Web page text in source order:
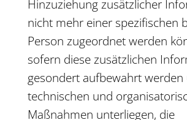
Hinzuziehung zusätzlicher
nicht mehr einer spezifischen
Person zugeordnet werden
sofern diese zusätzlichen
gesondert aufbewahrt werden
technischen und
Maßnahmen unterliegen, die